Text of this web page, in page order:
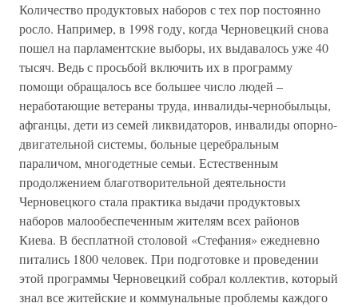
Количество продуктовых наборов с тех пор постоянно
росло. Например, в 1998 году, когда Черновецкий снова
пошел на парламентские выборы, их выдавалось уже 40
тысяч. Ведь с просьбой включить их в программу
помощи обращалось все большее число людей –
неработающие ветераны труда, инвалиды-чернобыльцы,
афганцы, дети из семей ликвидаторов, инвалиды опорно-
двигательной системы, больные церебральным
параличом, многодетные семьи. Естественным
продолжением благотворительной деятельности
Черновецкого стала практика выдачи продуктовых
наборов малообеспеченным жителям всех районов
Киева. В бесплатной столовой «Стефания» ежедневно
питались 1800 человек. При подготовке и проведении
этой программы Черновецкий собрал коллектив, который
знал все житейские и коммунальные проблемы каждого